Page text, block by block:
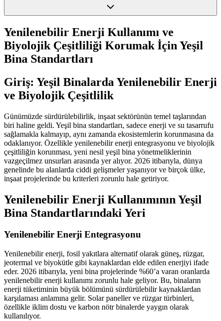
Yenilenebilir Enerji Kullanımı ve
Biyolojik Çeşitliliği Korumak İçin Yeşil
Bina Standartları
Giriş: Yeşil Binalarda Yenilenebilir Enerji
ve Biyolojik Çeşitlilik
Günümüzde sürdürülebilirlik, inşaat sektörünün temel taşlarından
biri haline geldi. Yeşil bina standartları, sadece enerji ve su tasarrufu
sağlamakla kalmayıp, aynı zamanda ekosistemlerin korunmasına da
odaklanıyor. Özellikle yenilenebilir enerji entegrasyonu ve biyolojik
çeşitliliğin korunması, yeni nesil yeşil bina yönetmeliklerinin
vazgeçilmez unsurları arasında yer alıyor. 2026 itibarıyla, dünya
genelinde bu alanlarda ciddi gelişmeler yaşanıyor ve birçok ülke,
inşaat projelerinde bu kriterleri zorunlu hale getiriyor.
Yenilenebilir Enerji Kullanımının Yeşil
Bina Standartlarındaki Yeri
Yenilenebilir Enerji Entegrasyonu
Yenilenebilir enerji, fosil yakıtlara alternatif olarak güneş, rüzgar,
jeotermal ve biyokütle gibi kaynaklardan elde edilen enerjiyi ifade
eder. 2026 itibarıyla, yeni bina projelerinde %60’a varan oranlarda
yenilenebilir enerji kullanımı zorunlu hale geliyor. Bu, binaların
enerji tüketiminin büyük bölümünü sürdürülebilir kaynaklardan
karşılaması anlamına gelir. Solar paneller ve rüzgar türbinleri,
özellikle iklim dostu ve karbon nötr binalerde yaygın olarak
kullanılıyor.